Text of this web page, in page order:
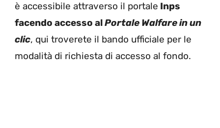
è accessibile attraverso il portale Inps
facendo accesso alPortale Walfare in un
clic, qui troverete il bando ufficiale per le
modalità di richiesta di accesso al fondo.